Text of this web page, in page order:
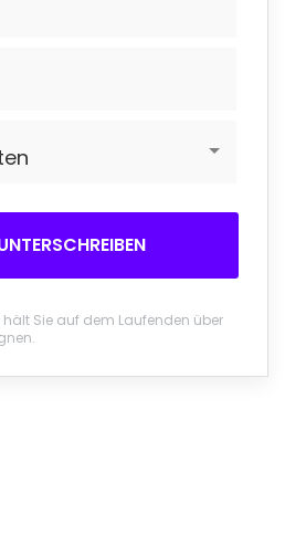
Sie auf dem Laufenden über